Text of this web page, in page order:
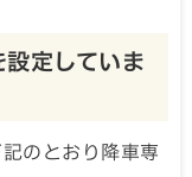
設定していま
のとおり降車専